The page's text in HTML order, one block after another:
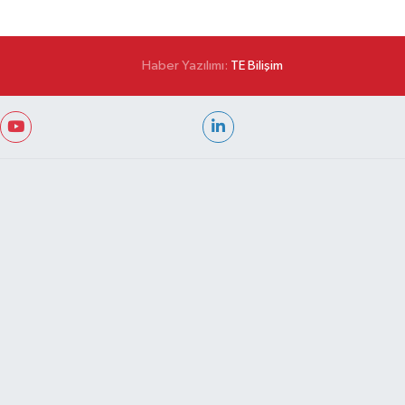
Haber Yazılımı: TE Bilişim